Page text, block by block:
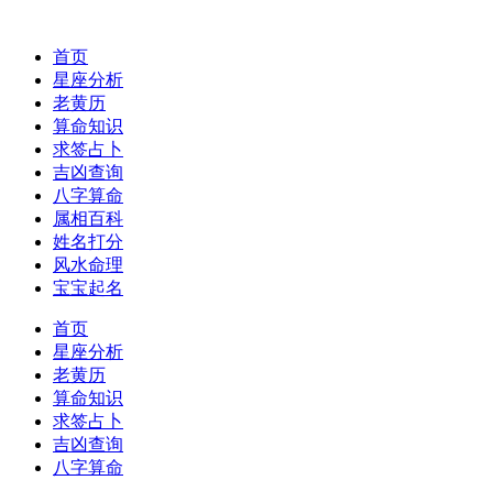
首页
星座分析
老黄历
算命知识
求签占卜
吉凶查询
八字算命
属相百科
姓名打分
风水命理
宝宝起名
首页
星座分析
老黄历
算命知识
求签占卜
吉凶查询
八字算命